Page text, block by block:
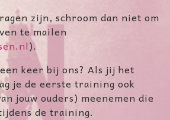
zijn, schroom dan niet om
te mailen
).
keer bij ons? Als jij het
je de eerste training ook
jouw ouders) meenemen die
de training.